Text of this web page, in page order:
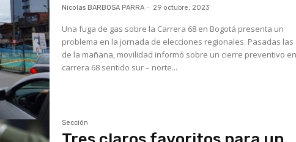
Nicolas BARBOSA PARRA - 29 octubre, 2023
Una fuga de gas sobre la Carrera 68 en Bogotá presenta un
problema en la jornada de elecciones regionales. Pasadas las
de la mañana, movilidad informó sobre un cierre preventivo
carrera 68 sentido sur – norte...
Sección